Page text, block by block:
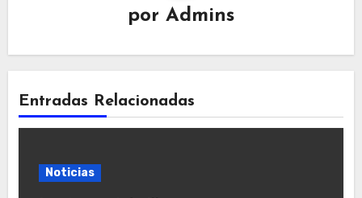
por Admins
Entradas Relacionadas
Noticias